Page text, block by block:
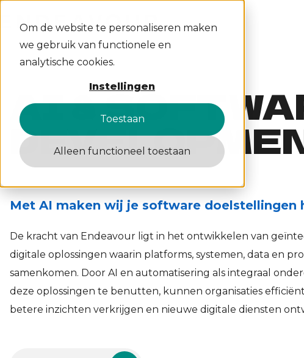
Om de website te personaliseren maken
we gebruik van functionele en
analytische cookies.
Instellingen
Toestaan
Alleen functioneel toestaan
AI &
Met AI maken wij je software doelstellingen
De kracht van Endeavour ligt in het ontwikkelen van
digitale oplossingen waarin platforms, systemen, data en
samenkomen. Door AI en automatisering als integraal
deze oplossingen te benutten, kunnen organisaties
betere inzichten verkrijgen en nieuwe digitale diensten